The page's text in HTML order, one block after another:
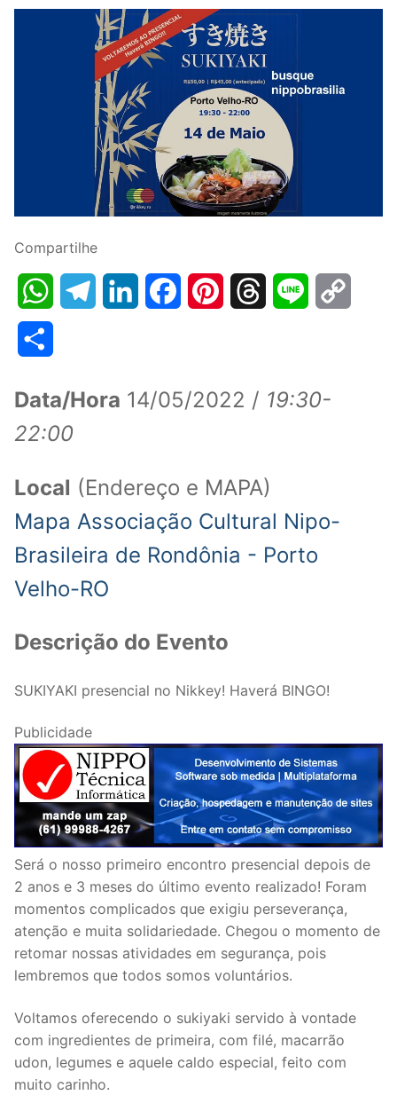
Compartilhe
WhatsAppTelegramLinkedInFacebookPinterestThreads Line
Data/Hora 14/05/2022 / 19:30-
22:00
Local (Endereço e MAPA)
Mapa Associação Cultural Nipo-
Brasileira de Rondônia - Porto
Velho-RO
Descrição do Evento
SUKIYAKI presencial no Nikkey! Haverá BINGO!
Publicidade
Será o nosso primeiro encontro presencial depois de
2 anos e 3 meses do último evento realizado! Foram
momentos complicados que exigiu perseverança,
atenção e muita solidariedade. Chegou o momento de
retomar nossas atividades em segurança, pois
lembremos que todos somos voluntários.
Voltamos oferecendo o sukiyaki servido à vontade
com ingredientes de primeira, com filé, macarrão
udon, legumes e aquele caldo especial, feito com
muito carinho.